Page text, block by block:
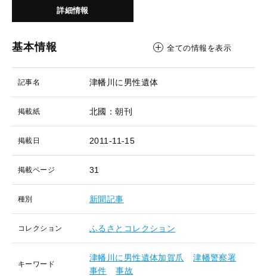
詳細情報
基本情報 全ての情報を表示
記事名 津幡川に男性遺体
掲載紙 北國：朝刊
掲載日 2011-11-15
掲載ページ 31
種別 新聞記事
コレクション ふるさとコレクション
キーワード
津幡川に男性遺体加賀爪
津幡警察署
事件
事故